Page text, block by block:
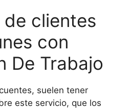
clientes
con
De Trabajo
suelen tener
este servicio, que los